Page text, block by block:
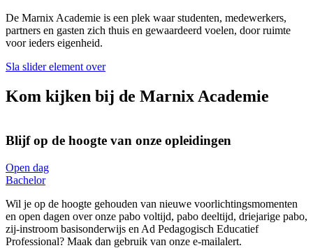
De Marnix Academie is een plek waar studenten, medewerkers,
partners en gasten zich thuis en gewaardeerd voelen, door ruimte
voor ieders eigenheid.
Sla slider element over
Kom kijken bij de Marnix Academie
Blijf op de hoogte van onze opleidingen
Open dag
Bachelor
Wil je op de hoogte gehouden van nieuwe voorlichtingsmomenten
en open dagen over onze pabo voltijd, pabo deeltijd, driejarige pabo,
zij-instroom basisonderwijs en Ad Pedagogisch Educatief
Professional? Maak dan gebruik van onze e-mailalert.